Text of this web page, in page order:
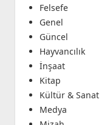
Felsefe
Genel
Güncel
Hayvancılık
İnşaat
Kitap
Kültür & Sanat
Medya